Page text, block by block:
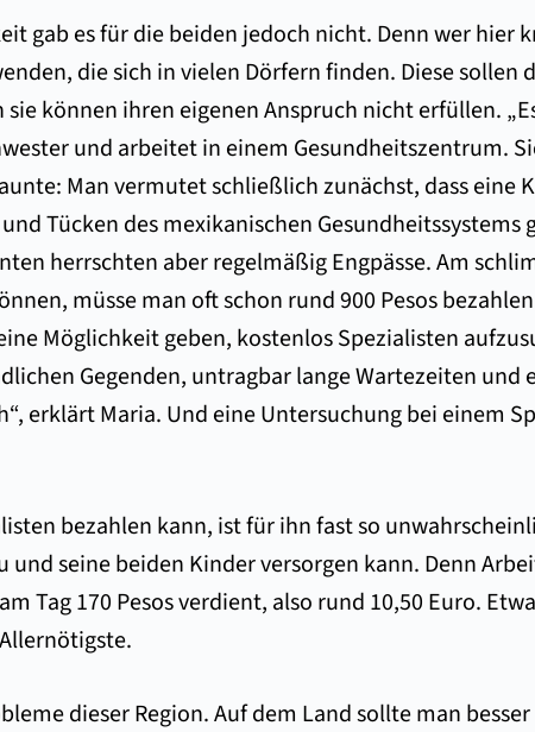
gab es für die beiden jedoch nicht. Denn wer hier
die sich in vielen Dörfern finden. Diese sollen
können ihren eigenen Anspruch nicht erfüllen.
und arbeitet in einem Gesundheitszentrum.
Man vermutet schließlich zunächst, dass eine
Tücken des mexikanischen Gesundheitssystems
herrschten aber regelmäßig Engpässe. Am
müsse man oft schon rund 900 Pesos
Möglichkeit geben, kostenlos Spezialisten
Gegenden, untragbar lange Wartezeiten und
erklärt Maria. Und eine Untersuchung bei einem
bezahlen kann, ist für ihn fast so
seine beiden Kinder versorgen kann. Denn
Tag 170 Pesos verdient, also rund 10,50 Euro.
dieser Region. Auf dem Land sollte man